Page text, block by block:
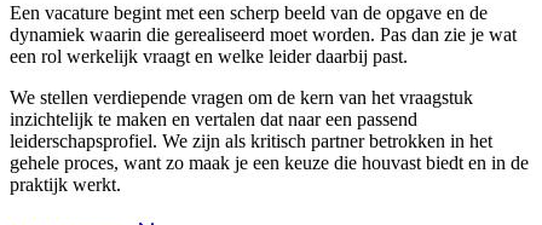
Een vacature begint met een scherp beeld van de opgave en de
dynamiek waarin die gerealiseerd moet worden. Pas dan zie je wat
een rol werkelijk vraagt en welke leider daarbij past.
We stellen verdiepende vragen om de kern van het vraagstuk
inzichtelijk te maken en vertalen dat naar een passend
leiderschapsprofiel. We zijn als kritisch partner betrokken in het
gehele proces, want zo maak je een keuze die houvast biedt en in de
praktijk werkt.